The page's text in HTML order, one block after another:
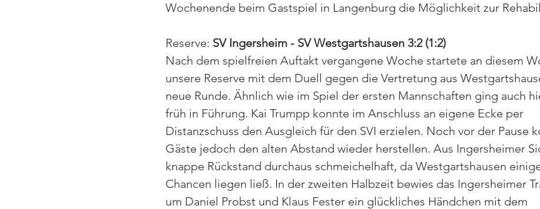
Wochenende beim Gastspiel in Langenburg die Möglichkeit zur
Reserve: SV Ingersheim - SV Westgartshausen 3:2 (1:2)
Nach dem spielfreien Auftakt vergangene Woche startete an diesem
unsere Reserve mit dem Duell gegen die Vertretung aus
neue Runde. Ähnlich wie im Spiel der ersten Mannschaften ging auch
früh in Führung. Kai Trumpp konnte im Anschluss an eigene Ecke per
Distanzschuss den Ausgleich für den SVI erzielen. Noch vor der Pause
Gäste jedoch den alten Abstand wieder herstellen. Aus Ingersheimer
knappe Rückstand durchaus schmeichelhaft, da Westgartshausen
Chancen liegen ließ. In der zweiten Halbzeit bewies das Ingersheimer
um Daniel Probst und Klaus Fester ein glückliches Händchen mit dem